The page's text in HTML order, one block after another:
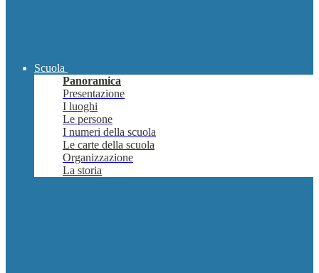
Scuola
Panoramica
Presentazione
I luoghi
Le persone
I numeri della scuola
Le carte della scuola
Organizzazione
La storia